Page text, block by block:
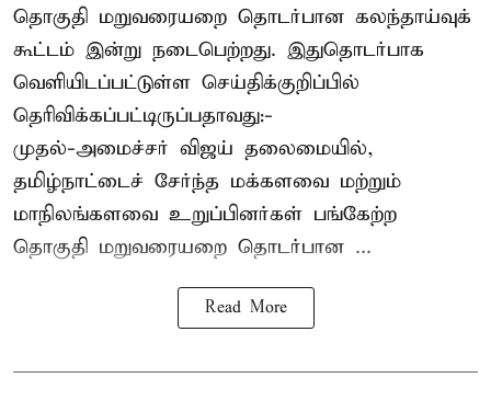
தொகுதி மறுவரையறை தொடர்பான கலந்தாய்வுக்
கூட்டம் இன்று நடைபெற்றது. இதுதொடர்பாக
வெளியிடப்பட்டுள்ள செய்திக்குறிப்பில்
தெரிவிக்கப்பட்டிருப்பதாவது:-
முதல்-அமைச்சர் விஜய் தலைமையில்,
தமிழ்நாட்டைச் சேர்ந்த மக்களவை மற்றும்
மாநிலங்களவை உறுப்பினர்கள் பங்கேற்ற
தொகுதி மறுவரையறை தொடர்பான ...
Read More